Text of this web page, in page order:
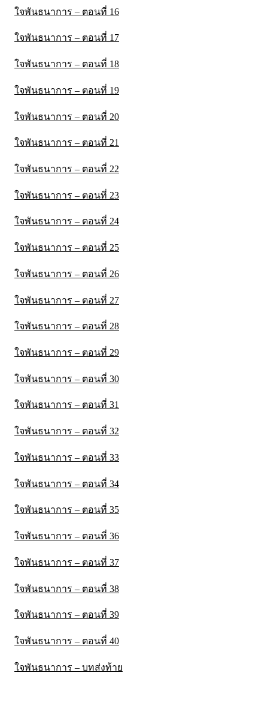
ใจพันธนาการ – ตอนที่ 16
ใจพันธนาการ – ตอนที่ 17
ใจพันธนาการ – ตอนที่ 18
ใจพันธนาการ – ตอนที่ 19
ใจพันธนาการ – ตอนที่ 20
ใจพันธนาการ – ตอนที่ 21
ใจพันธนาการ – ตอนที่ 22
ใจพันธนาการ – ตอนที่ 23
ใจพันธนาการ – ตอนที่ 24
ใจพันธนาการ – ตอนที่ 25
ใจพันธนาการ – ตอนที่ 26
ใจพันธนาการ – ตอนที่ 27
ใจพันธนาการ – ตอนที่ 28
ใจพันธนาการ – ตอนที่ 29
ใจพันธนาการ – ตอนที่ 30
ใจพันธนาการ – ตอนที่ 31
ใจพันธนาการ – ตอนที่ 32
ใจพันธนาการ – ตอนที่ 33
ใจพันธนาการ – ตอนที่ 34
ใจพันธนาการ – ตอนที่ 35
ใจพันธนาการ – ตอนที่ 36
ใจพันธนาการ – ตอนที่ 37
ใจพันธนาการ – ตอนที่ 38
ใจพันธนาการ – ตอนที่ 39
ใจพันธนาการ – ตอนที่ 40
ใจพันธนาการ – บทส่งท้าย